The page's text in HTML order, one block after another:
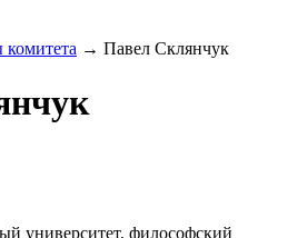
→ Павел Склянчук
университет, философский